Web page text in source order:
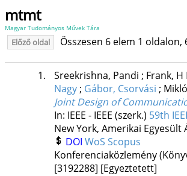
mtmt
Magyar Tudományos Művek Tára
Előző oldal Összesen 6 elem 1
1. Sreekrishna, Pandi ; Frank, H
Nagy; Gábor, Csorvási ;
Joint Design of
In: IEEE - IEEE (szerk.) 59th
New York, Amerikai Egyesült
DOI WoS Scopus
Konferenciaközlemény
[3192288] [Egyeztetett]